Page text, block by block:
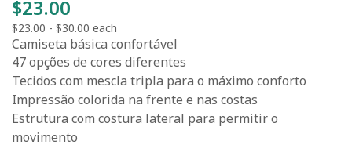
$23.00
$23.00 - $30.00 each
Camiseta básica confortável
47 opções de cores diferentes
Tecidos com mescla tripla para o máximo conforto
Impressão colorida na frente e nas costas
Estrutura com costura lateral para permitir o
movimento